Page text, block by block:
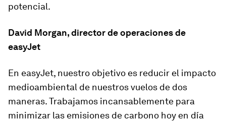
potencial.
David Morgan, director de operaciones de
easyJet
En easyJet, nuestro objetivo es reducir el impacto
medioambiental de nuestros vuelos de dos
maneras. Trabajamos incansablemente para
minimizar las emisiones de carbono hoy en día